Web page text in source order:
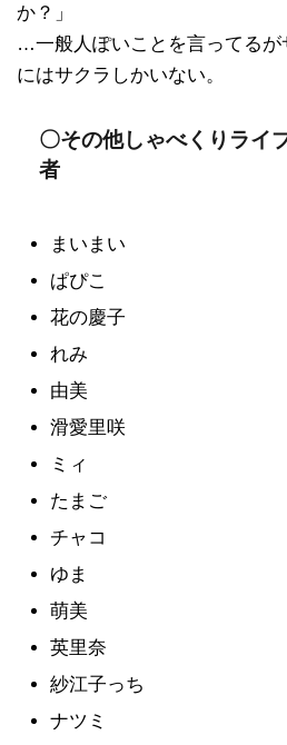
か？」
…一般人ぽいことを言ってるが
にはサクラしかいない。
〇その他しゃべくりライ
者
まいまい
ぱぴこ
花の慶子
れみ
由美
滑愛里咲
ミィ
たまご
チャコ
ゆま
萌美
英里奈
紗江子っち
ナツミ